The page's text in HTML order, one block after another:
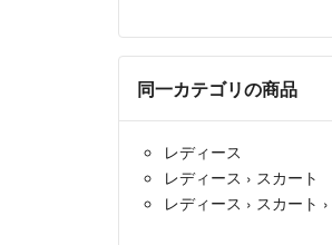
同一カテゴリの商品
レディース
レディース › スカート
レディース › スカート ›